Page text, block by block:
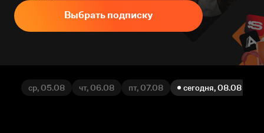
Выбрать подписку
ср, 05.08 чт, 06.08 пт, 07.08 сегодня, 08.08